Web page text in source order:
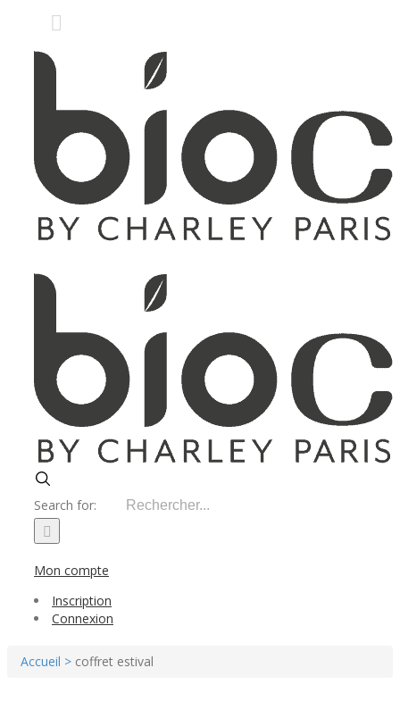
Search for:
Mon compte
Inscription
Connexion
Accueil > coffret estival